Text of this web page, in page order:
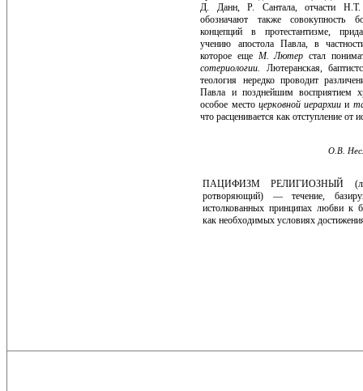
Д. Данн, Р. Сантала, отчасти
обозначают также совокупность
концепций в протестантизме,
учению апостола Павла, в
которое еще М. Лютерстал
сотериологии. Лютеран­ская,
теология неред­ко проводит
Павла и позднейшим восприятием
особое место церковной иерархиии
что расценивается как отступление от
О.В.
ПАЦИФИЗМ РЕЛИГИОЗНЫЙ
ротворяющий) — течение,
истолкованных принципах любви к
как необходимых условиях